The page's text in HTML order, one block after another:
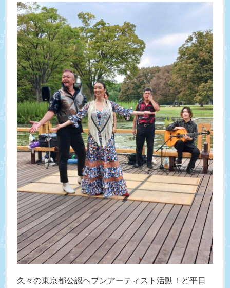
久々の東京都公認ヘブンアーティスト活動！ど平日